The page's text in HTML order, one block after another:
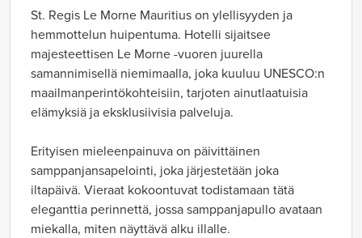
St. Regis Le Morne Mauritius on ylellisyyden ja
hemmottelun huipentuma. Hotelli sijaitsee
majesteettisen Le Morne -vuoren juurella
samannimisellä niemimaalla, joka kuuluu UNESCO:n
maailmanperintökohteisiin, tarjoten ainutlaatuisia
elämyksiä ja eksklusiivisia palveluja.
Erityisen mieleenpainuva on päivittäinen
samppanjansapelointi, joka järjestetään joka
iltapäivä. Vieraat kokoontuvat todistamaan tätä
eleganttia perinnettä, jossa samppanjapullo avataan
miekalla, miten näyttävä alku illalle.